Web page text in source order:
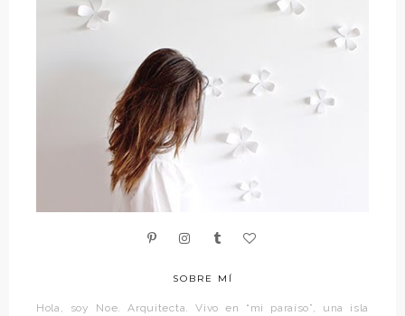
SOBRE MÍ
Hola, soy Noe. Arquitecta. Vivo en “mi paraíso”, una isla